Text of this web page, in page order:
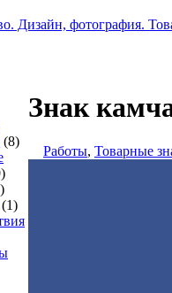
(8)
(1)
Знак
Работы, Товарные